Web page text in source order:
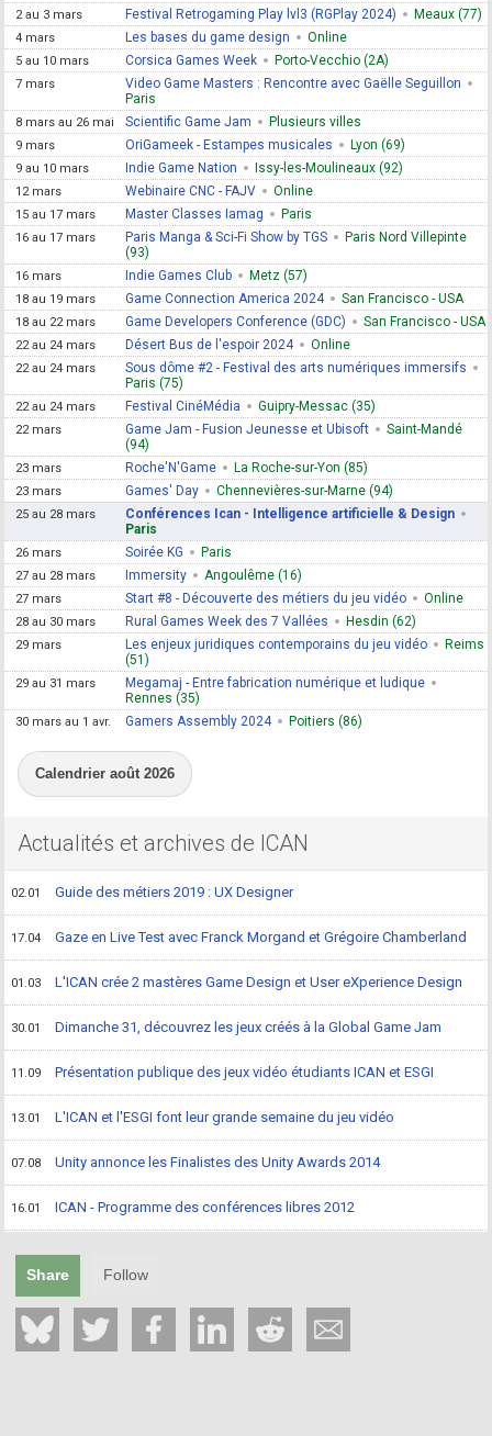
2 au 3 mars Festival Retrogaming Play lvl3 (RGPlay 2024) Meaux (77)
4 mars Les bases du game design Online
5 au 10 mars Corsica Games Week Porto-Vecchio (2A)
7 mars
Video Game Masters : Rencontre avec Gaëlle Seguillon
Paris
8 mars au 26 mai Scientific Game Jam Plusieurs villes
9 mars OriGameek - Estampes musicales Lyon (69)
9 au 10 mars Indie Game Nation Issy-les-Moulineaux (92)
12 mars Webinaire CNC - FAJV Online
15 au 17 mars Master Classes Iamag Paris
16 au 17 mars Paris Manga & Sci-Fi Show by TGS
Paris Nord Villepinte
(93)
16 mars Indie Games Club Metz (57)
18 au 19 mars Game Connection America 2024 San Francisco - USA
18 au 22 mars Game Developers Conference (GDC) San Francisco - USA
22 au 24 mars Désert Bus de l'espoir 2024 Online
22 au 24 mars
Sous dôme #2 - Festival des arts numériques immersifs
Paris (75)
22 au 24 mars Festival CinéMédia Guipry-Messac (35)
22 mars Game Jam - Fusion Jeunesse et Ubisoft
Saint-Mandé
(94)
23 mars Roche'N'Game La Roche-sur-Yon (85)
23 mars Games' Day Chennevières-sur-Marne (94)
25 au 28 mars
Conférences Ican - Intelligence artificielle & Design
Paris
26 mars Soirée KG Paris
27 au 28 mars Immersity Angoulême (16)
27 mars Start #8 - Découverte des métiers du jeu vidéo Online
28 au 30 mars Rural Games Week des 7 Vallées Hesdin (62)
29 mars Les enjeux juridiques contemporains du jeu vidéo
Reims
(51)
29 au 31 mars
Megamaj - Entre fabrication numérique et ludique
Rennes (35)
30 mars au 1 avr. Gamers Assembly 2024 Poitiers (86)
Calendrier août 2026
Actualités et archives de ICAN
02.01 Guide des métiers 2019 : UX Designer
17.04 Gaze en Live Test avec Franck Morgand et Grégoire Chamberland
01.03 L'ICAN crée 2 mastères Game Design et User eXperience Design
30.01 Dimanche 31, découvrez les jeux créés à la Global Game Jam
11.09 Présentation publique des jeux vidéo étudiants ICAN et ESGI
13.01 L'ICAN et l'ESGI font leur grande semaine du jeu vidéo
07.08 Unity annonce les Finalistes des Unity Awards 2014
16.01 ICAN - Programme des conférences libres 2012
Share Follow